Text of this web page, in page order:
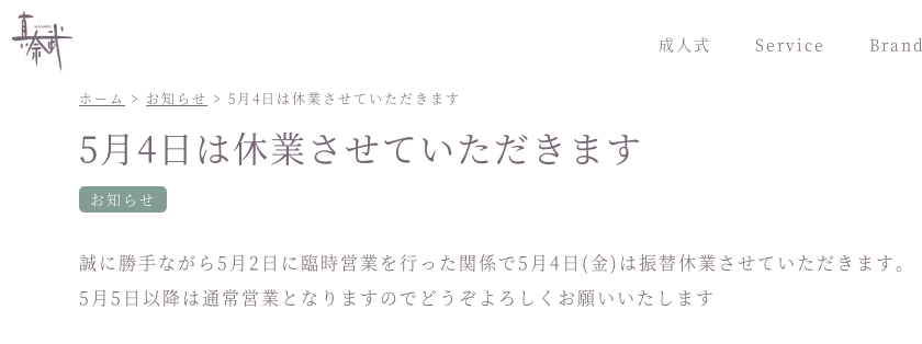
成人式 Service Brand
ホーム > お知らせ > 5月4日は休業させていただきます
5月4日は休業させていただきます
お知らせ
誠に勝手ながら5月2日に臨時営業を行った関係で5月4日(金)は振替休業させていただきます。
5月5日以降は通常営業となりますのでどうぞよろしくお願いいたします